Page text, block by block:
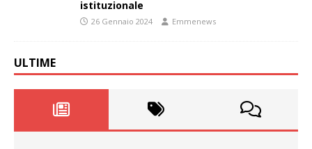
istituzionale
26 Gennaio 2024 Emmenews
ULTIME